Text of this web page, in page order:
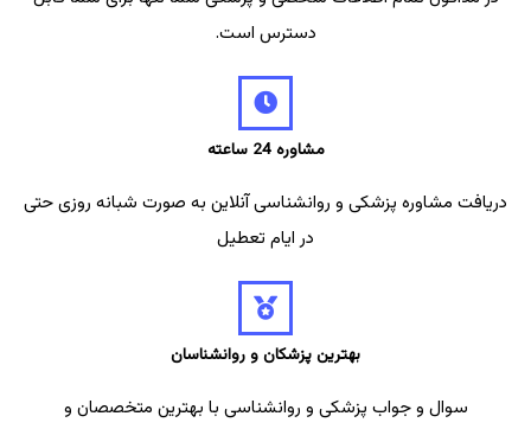
دسترس است.
مشاوره 24 ساعته
دریافت مشاوره پزشکی و روانشناسی آنلاین به صورت شبانه روزی حتی
در ایام تعطیل
بهترین پزشکان و روانشناسان
سوال و جواب پزشکی و روانشناسی با بهترین متخصصان و